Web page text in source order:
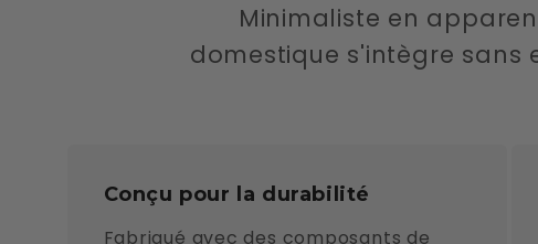
Minimaliste en
domestique s'intègre
Conçu pour la durabilité
Fabriqué avec des composants de